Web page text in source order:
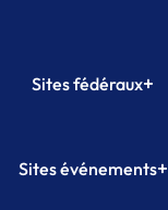
Sites fédéraux+
Plateforme Formation
Sites événements+